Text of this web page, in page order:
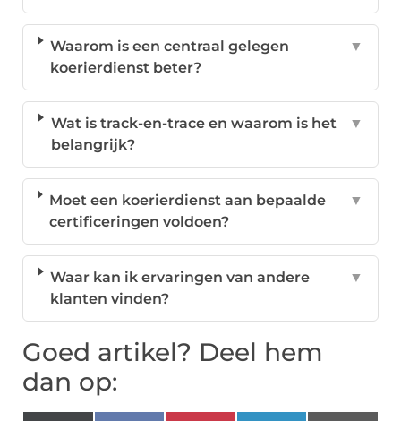
Waarom is een centraal gelegen
koerierdienst beter?
▼
Wat is track-en-trace en waarom is het
belangrijk?
▼
Moet een koerierdienst aan bepaalde
certificeringen voldoen?
▼
Waar kan ik ervaringen van andere
klanten vinden?
▼
Goed artikel? Deel hem
dan op: